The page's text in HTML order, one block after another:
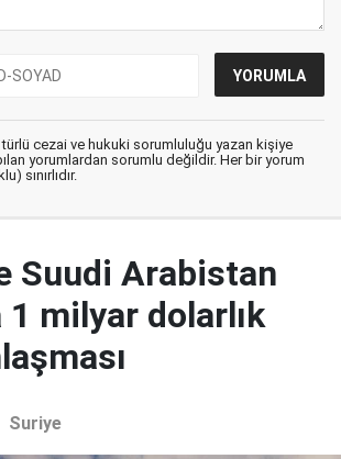
türlü cezai ve hukuki sorumluluğu yazan kişiye
yorumlardan sorumlu değildir. Her bir yorum
sınırlıdır.
Suudi Arabistan
1 milyar dolarlık
Suriye